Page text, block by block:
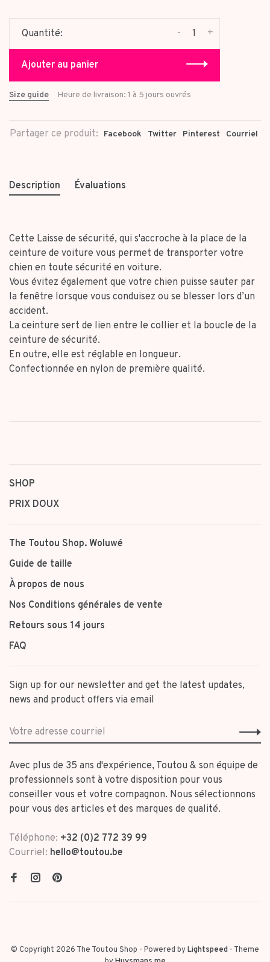
Quantité: +
-
Ajouter au panier
Size guide Heure de livraison: 1 à 5 jours ouvrés
Partager ce produit: Facebook Twitter Pinterest Courriel
Description Évaluations
Cette Laisse de sécurité, qui s'accroche à la place de la
ceinture de voiture vous permet de transporter votre
chien en toute sécurité en voiture.
Vous évitez également que votre chien puisse sauter par
la fenêtre lorsque vous conduisez ou se blesser lors d’un
accident.
La ceinture sert de lien entre le collier et la boucle de la
ceinture de sécurité.
En outre, elle est réglable en longueur.
Confectionnée en nylon de première qualité.
SHOP
PRIX DOUX
The Toutou Shop. Woluwé
Guide de taille
À propos de nous
Nos Conditions générales de vente
Retours sous 14 jours
FAQ
Sign up for our newsletter and get the latest updates,
news and product offers via email
Avec plus de 35 ans d'expérience, Toutou & son équipe de
professionnels sont à votre disposition pour vous
conseiller vous et votre compagnon. Nous sélectionnons
pour vous des articles et des marques de qualité.
Téléphone: +32 (0)2 772 39 99
Courriel: hello@toutou.be
© Copyright 2026 The Toutou Shop - Powered byLightspeed - Theme